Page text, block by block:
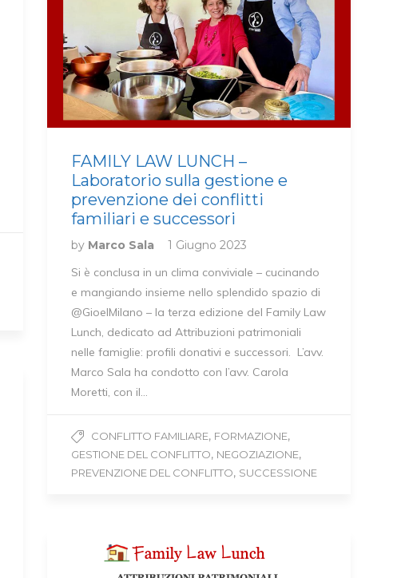
FAMILY LAW LUNCH –
Laboratorio sulla gestione e
prevenzione dei conflitti
familiari e successori
by Marco Sala
1 Giugno 2023
Si è conclusa in un clima conviviale – cucinando
e mangiando insieme nello splendido spazio di
@GioelMilano – la terza edizione del Family Law
Lunch, dedicato ad Attribuzioni patrimoniali
nelle famiglie: profili donativi e successori. L’avv.
Marco Sala ha condotto con l’avv. Carola
Moretti, con il…
CONFLITTO FAMILIARE, FORMAZIONE,
GESTIONE DEL CONFLITTO, NEGOZIAZIONE,
PREVENZIONE DEL CONFLITTO, SUCCESSIONE